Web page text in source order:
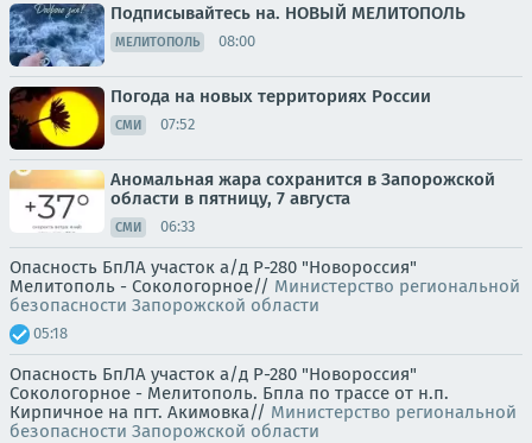
Подписывайтесь на. НОВЫЙ МЕЛИТОПОЛЬ
МЕЛИТОПОЛЬ 08:00
Погода на новых территориях России
СМИ 07:52
Аномальная жара сохранится в Запорожской
области в пятницу, 7 августа
СМИ 06:33
Опасность БпЛА участок а/д Р-280 "Новороссия"
Мелитополь - Сокологорное// Министерство региональной
безопасности Запорожской области
05:18
Опасность БпЛА участок а/д Р-280 "Новороссия"
Сокологорное - Мелитополь. Бпла по трассе от н.п.
Кирпичное на пгт. Акимовка// Министерство региональной
безопасности Запорожской области